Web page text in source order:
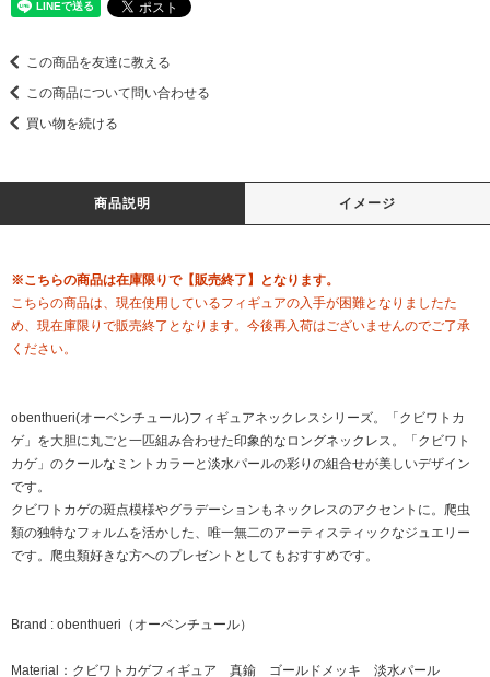
この商品を友達に教える
この商品について問い合わせる
買い物を続ける
商品説明 イメージ
※こちらの商品は在庫限りで【販売終了】となります。
こちらの商品は、現在使用しているフィギュアの入手が困難となりましたた
め、現在庫限りで販売終了となります。今後再入荷はございませんのでご了承
ください。
obenthueri(オーベンチュール)フィギュアネックレスシリーズ。「クビワトカ
ゲ」を大胆に丸ごと一匹組み合わせた印象的なロングネックレス。「クビワト
カゲ」のクールなミントカラーと淡水パールの彩りの組合せが美しいデザイン
です。
クビワトカゲの斑点模様やグラデーションもネックレスのアクセントに。爬虫
類の独特なフォルムを活かした、唯一無二のアーティスティックなジュエリー
です。爬虫類好きな方へのプレゼントとしてもおすすめです。
Brand : obenthueri（オーベンチュール）
Material：クビワトカゲフィギュア 真鍮 ゴールドメッキ 淡水パール